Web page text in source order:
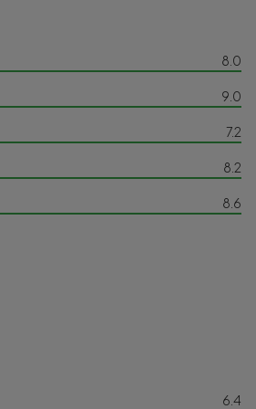
8.0
9.0
7.2
8.2
8.6
6.4